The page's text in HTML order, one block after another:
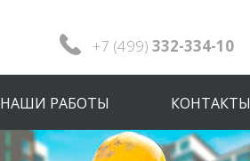
+7 (499) 332-334-10
НАШИ РАБОТЫ КОНТАКТЫ